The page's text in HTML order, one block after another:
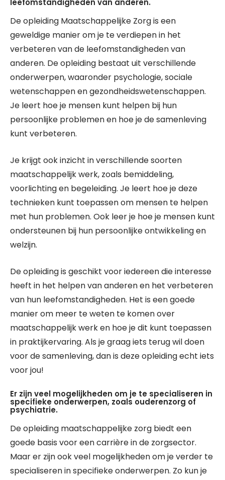
leefomstandigheden van anderen.
De opleiding Maatschappelijke Zorg is een
geweldige manier om je te verdiepen in het
verbeteren van de leefomstandigheden van
anderen. De opleiding bestaat uit verschillende
onderwerpen, waaronder psychologie, sociale
wetenschappen en gezondheidswetenschappen.
Je leert hoe je mensen kunt helpen bij hun
persoonlijke problemen en hoe je de samenleving
kunt verbeteren.
Je krijgt ook inzicht in verschillende soorten
maatschappelijk werk, zoals bemiddeling,
voorlichting en begeleiding. Je leert hoe je deze
technieken kunt toepassen om mensen te helpen
met hun problemen. Ook leer je hoe je mensen kunt
ondersteunen bij hun persoonlijke ontwikkeling en
welzijn.
De opleiding is geschikt voor iedereen die interesse
heeft in het helpen van anderen en het verbeteren
van hun leefomstandigheden. Het is een goede
manier om meer te weten te komen over
maatschappelijk werk en hoe je dit kunt toepassen
in praktijkervaring. Als je graag iets terug wil doen
voor de samenleving, dan is deze opleiding echt iets
voor jou!
Er zijn veel mogelijkheden om je te specialiseren in
specifieke onderwerpen, zoals ouderenzorg of
psychiatrie.
De opleiding maatschappelijke zorg biedt een
goede basis voor een carrière in de zorgsector.
Maar er zijn ook veel mogelijkheden om je verder te
specialiseren in specifieke onderwerpen. Zo kun je